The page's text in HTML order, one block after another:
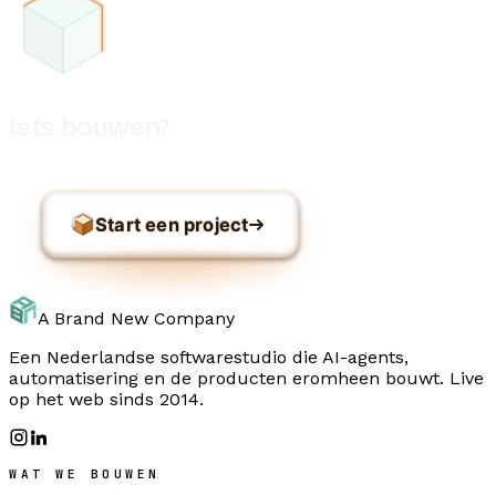
Start een project
A Brand New Company
Een Nederlandse softwarestudio die AI-agents,
automatisering en de producten eromheen bouwt. Live
op het web sinds 2014.
WAT WE BOUWEN